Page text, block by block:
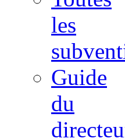
les
Guide
du